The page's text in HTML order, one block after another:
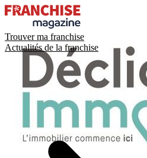
Trouver ma franchise
Actualités de la franchise